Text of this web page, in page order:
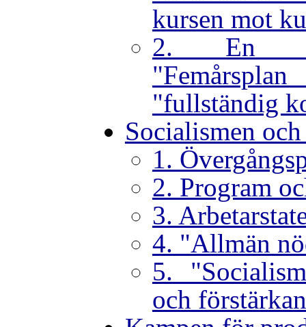
kursen mot
2. En
"fullständig
Socialismen och
1.
2. Program
3.
4. "Allmän
5.
och